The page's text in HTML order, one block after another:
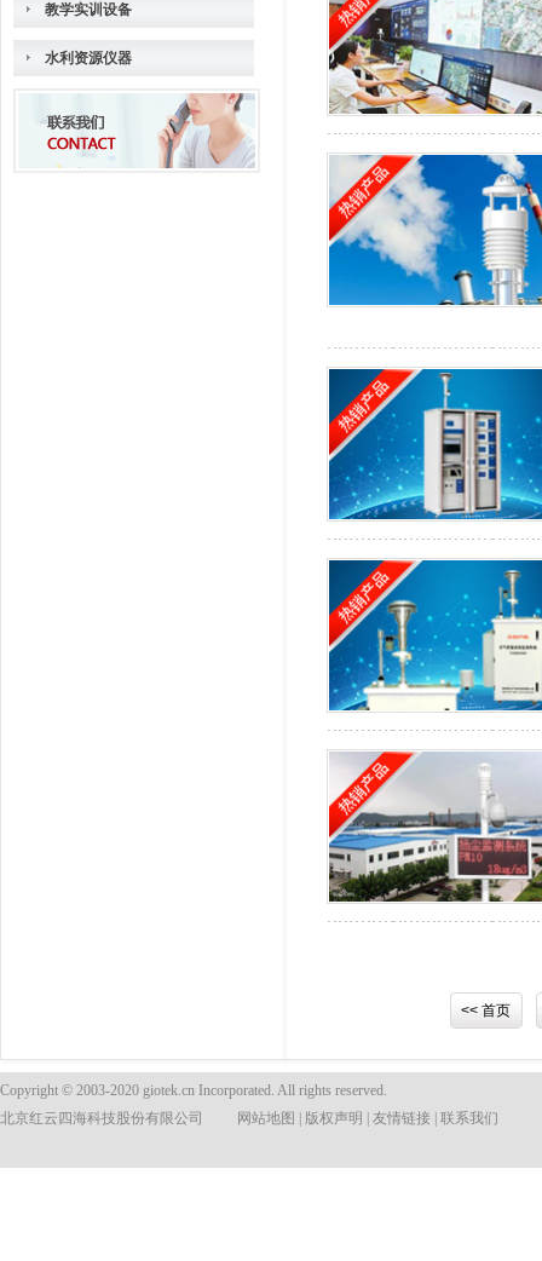
教学实训设备
水利资源仪器
<< 首页
Copyright © 2003-2020 giotek.cn Incorporated. All rights reserved.
北京红云四海科技股份有限公司
网站地图 版权声明 友情链接 联系我们